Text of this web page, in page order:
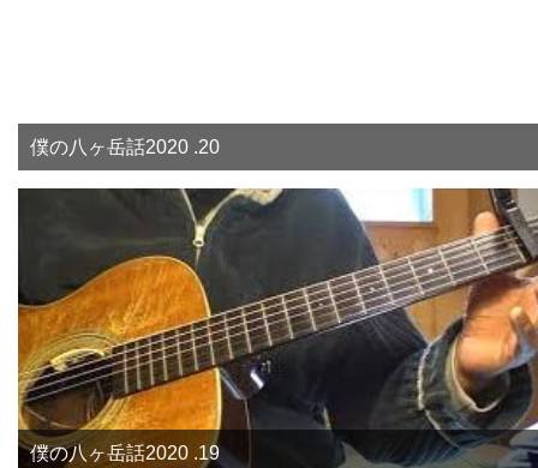
僕の八ヶ岳話2020 .20
僕の八ヶ岳話2020 .19